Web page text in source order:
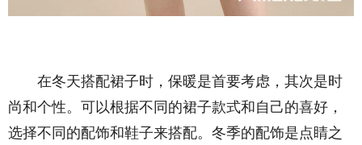
在冬天搭配裙子时，保暖是首要考虑，其次是时
尚和个性。可以根据不同的裙子款式和自己的喜好，
选择不同的配饰和鞋子来搭配。冬季的配饰是点睛之